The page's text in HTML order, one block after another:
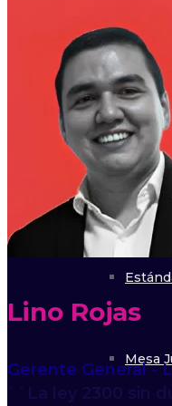
Sello
Guía
Mesa
Lino Rojas
Gerente General -
``La ley 2300 sin